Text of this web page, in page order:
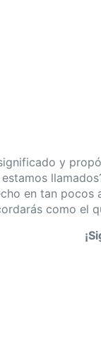
y
en tan pocos
como el